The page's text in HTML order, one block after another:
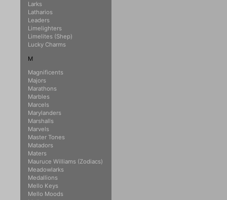
Larks
Latharios
Leaders
Limelighters
Limelites (Shep)
Lucky Charms
M
Magnificents
Majors
Marathons
Marbles
Marcels
Marylanders
Marshalls
Marvels
Master Tones
Matadors
Maters
Mauruce Williams (Zodiacs)
Meadowlarks
Medallions
Mello Keys
Mello Moods